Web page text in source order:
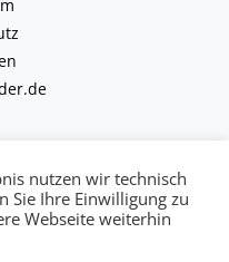
| Powered by kulturkalender-
nutzen wir technisch
Sie Ihre Einwilligung zu
Webseite weiterhin